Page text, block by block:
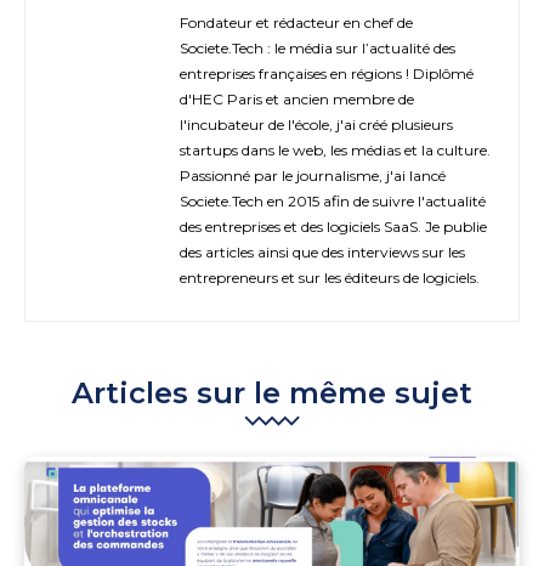
Fondateur et rédacteur en chef de
Societe.Tech : le média sur l’actualité des
entreprises françaises en régions ! Diplômé
d'HEC Paris et ancien membre de
l'incubateur de l'école, j'ai créé plusieurs
startups dans le web, les médias et la culture.
Passionné par le journalisme, j'ai lancé
Societe.Tech en 2015 afin de suivre l'actualité
des entreprises et des logiciels SaaS. Je publie
des articles ainsi que des interviews sur les
entrepreneurs et sur les éditeurs de logiciels.
Articles sur le même sujet